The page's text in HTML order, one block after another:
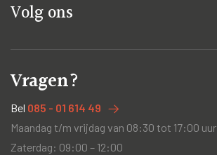
Volg ons
Vragen?
Bel 085 - 01 614 49
Maandag t/m vrijdag van 08:30 tot 17:00 uur
Zaterdag: 09:00 – 12:00